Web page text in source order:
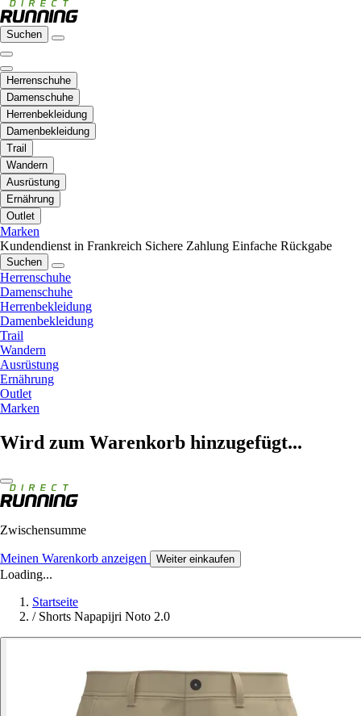
Suchen
Herrenschuhe
Damenschuhe
Herrenbekleidung
Damenbekleidung
Trail
Wandern
Ausrüstung
Ernährung
Outlet
Marken
Kundendienst in Frankreich Sichere Zahlung Einfache Rückgabe
Suchen
Herrenschuhe
Damenschuhe
Herrenbekleidung
Damenbekleidung
Trail
Wandern
Ausrüstung
Ernährung
Outlet
Marken
Wird zum Warenkorb hinzugefügt...
Zwischensumme
Meinen Warenkorb anzeigen Weiter einkaufen
Loading...
Startseite
/ Shorts Napapijri Noto 2.0